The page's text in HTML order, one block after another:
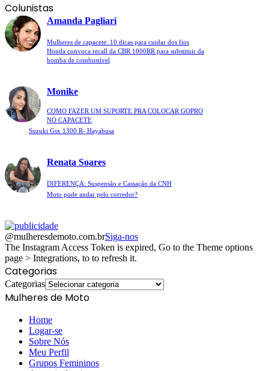
Colunistas
Amanda Pagliari
Mulheres de capacete: 10 dicas para cuidar dos fios
Honda convoca recall da CBR 1000RR para substituir da
bomba de combustível
Monike
COMO FAZER UM SUPORTE PRA COLOCAR GOPRO
NO CAPACETE
Suzuki Gsx 1300 R- Hayabusa
Renata Soares
DIFERENÇA: Suspensão e Cassação da CNH
Moto pode andar pelo corredor?
@mulheresdemoto.com.brSiga-nos
The Instagram Access Token is expired, Go to the Theme options
page > Integrations, to to refresh it.
Categorias
Categorias
Mulheres de Moto
Home
Logar-se
Sobre Nós
Meu Perfil
Grupos Femininos